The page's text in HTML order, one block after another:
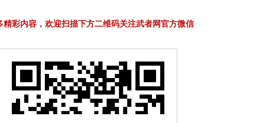
精彩内容，欢迎扫描下方二维码关注武者网官方微信